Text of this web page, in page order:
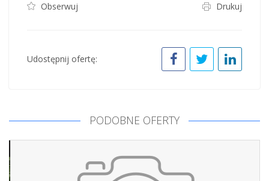
Obserwuj Drukuj
Udostępnij ofertę:
PODOBNE OFERTY